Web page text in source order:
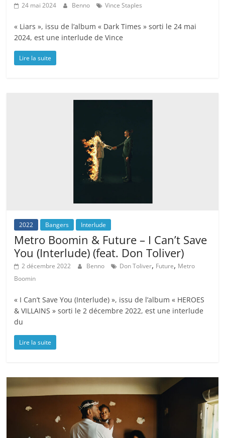
24 mai 2024 Benno Vince Staples
« Liars », issu de l’album « Dark Times » sorti le 24 mai
2024, est une interlude de Vince
Lire la suite
2022 Bangers Interlude
Metro Boomin & Future – I Can’t Save
You (Interlude) (feat. Don Toliver)
2 décembre 2022 Benno Don Toliver, Future, Metro
Boomin
« I Can’t Save You (Interlude) », issu de l’album « HEROES
& VILLAINS » sorti le 2 décembre 2022, est une interlude
du
Lire la suite